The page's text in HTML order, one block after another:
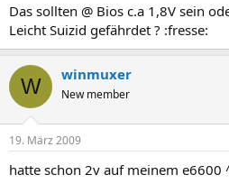
Das sollten @ Bios c.a 1,8V sein
Leicht Suizid gefährdet ? :fresse:
W winmuxer
New member
19. März 2009
hatte schon 2v auf meinem e6600